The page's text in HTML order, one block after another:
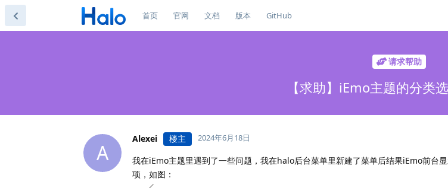
首页 官网 文档 版本 GitHub
请求帮助
【求助】iEmo主题的分类
A
Alexei 楼主 2024年6月18日
我在iEmo主题里遇到了一些问题，我在halo后台菜单里新建了菜单后结果iEmo前台
项，如图：